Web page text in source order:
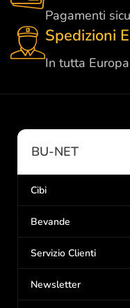
Pagamenti
Spedizioni
In tutta Europa
BU-NET
Cibi
Bevande
Servizio Clienti
Newsletter